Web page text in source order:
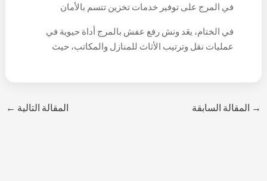
في المرج على توفير خدمات تخزين تتسم بالأمان
وجاهزيته للاستخدام في أي وقت.
في الختام، يعَد ونش رفع عفش بالمرج أداة حيوية في
عمليات نقل وترتيب الأثاث للمنازل والمكاتب، حيث
→ المقالة السابقة المقالة التالية ←